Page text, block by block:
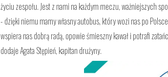
życiu zespołu. Jest z nami na każdym meczu, ważniejszych
- dzięki niemu mamy własny autobus, który wozi nas po
wspiera nas dobrą radą, opowie śmieszny kawał i potrafi
dodaje Agata Stępień, kapitan drużyny.